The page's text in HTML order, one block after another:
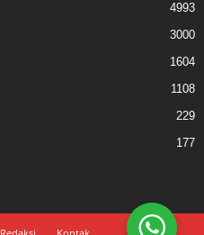
4993
3000
1604
1108
229
177